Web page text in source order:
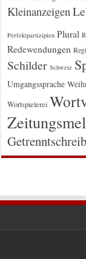
Kleinanzeigen
Perfektpartizipien Plural
Redewendungen
Schilder Schweiz
Umgangssprache
Wortspielerei